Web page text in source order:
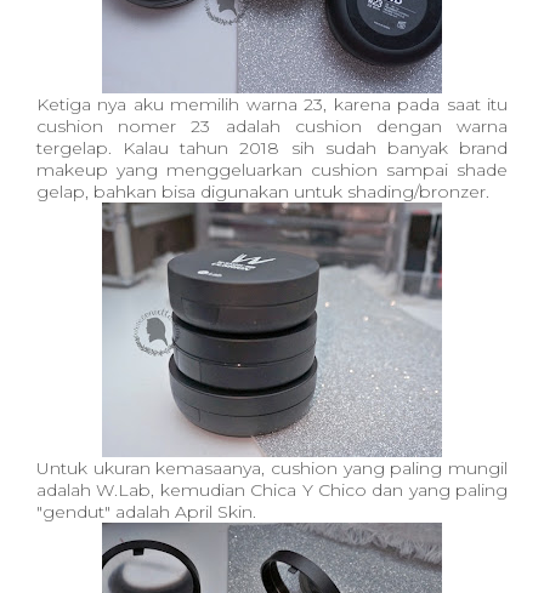
Ketiga nya aku memilih warna 23, karena pada saat itu
cushion nomer 23 adalah cushion dengan warna
tergelap. Kalau tahun 2018 sih sudah banyak brand
makeup yang menggeluarkan cushion sampai shade
gelap, bahkan bisa digunakan untuk shading/bronzer.
Untuk ukuran kemasaanya, cushion yang paling mungil
adalah W.Lab, kemudian Chica Y Chico dan yang paling
"gendut" adalah April Skin.